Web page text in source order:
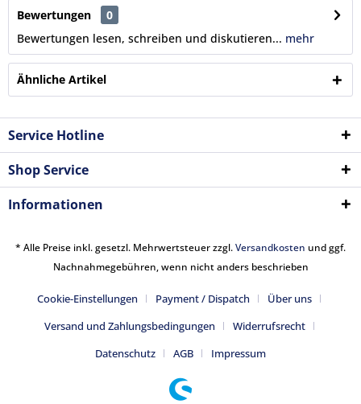
Bewertungen
0
Bewertungen lesen, schreiben und diskutieren... mehr
Ähnliche Artikel
Service Hotline
Shop Service
Informationen
* Alle Preise inkl. gesetzl. Mehrwertsteuer zzgl.Versandkosten und ggf.
Nachnahmegebühren, wenn nicht anders beschrieben
Cookie-Einstellungen Payment / Dispatch
Über uns
Versand und Zahlungsbedingungen
Widerrufsrecht
Datenschutz
AGB Impressum